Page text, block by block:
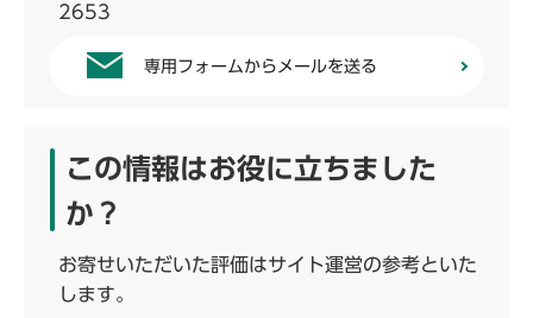
2653
専用フォームからメールを送る
この情報はお役に立ちました
か？
お寄せいただいた評価はサイト運営の参考といた
します。